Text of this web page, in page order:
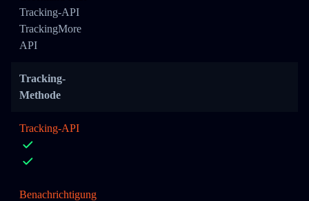
Tracking-API
TrackingMore
API
Tracking-
Methode
Tracking-API
Benachrichtigung